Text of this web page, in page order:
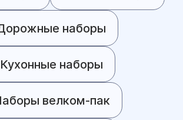
наборы
Кухонные наборы
велком-пак